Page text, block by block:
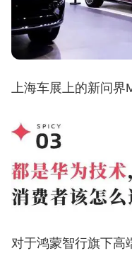
上海车展上的新问界
对于鸿蒙智行旗下高